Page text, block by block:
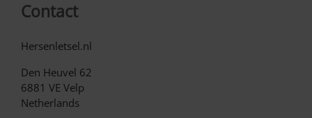
Contact
Hersenletsel.nl
Den Heuvel 62
6881 VE Velp
Netherlands